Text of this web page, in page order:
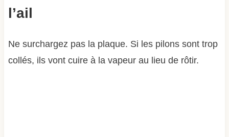
l’ail
Ne surchargez pas la plaque. Si les pilons sont trop
collés, ils vont cuire à la vapeur au lieu de rôtir.